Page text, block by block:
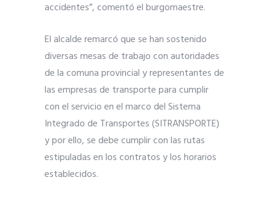
accidentes”, comentó el burgomaestre.
El alcalde remarcó que se han sostenido
diversas mesas de trabajo con autoridades
de la comuna provincial y representantes de
las empresas de transporte para cumplir
con el servicio en el marco del Sistema
Integrado de Transportes (SITRANSPORTE)
y por ello, se debe cumplir con las rutas
estipuladas en los contratos y los horarios
establecidos.